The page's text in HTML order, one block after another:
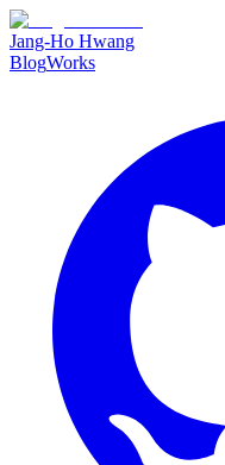
Jang-Ho Hwang
BlogWorks